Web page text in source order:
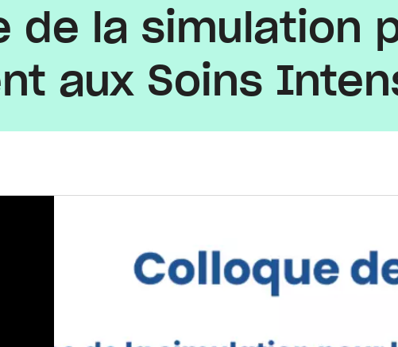
de la simulation
aux Soins